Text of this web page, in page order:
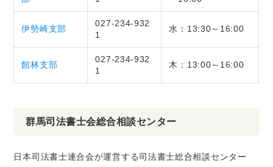
伊勢崎支部
027-234-932
1
水：13:30～16:00
館林支部
027-234-932
1
木：13:00～16:00
群馬司法書士会総合相談センター
日本司法書士連合会が運営する司法書士総合相談センター